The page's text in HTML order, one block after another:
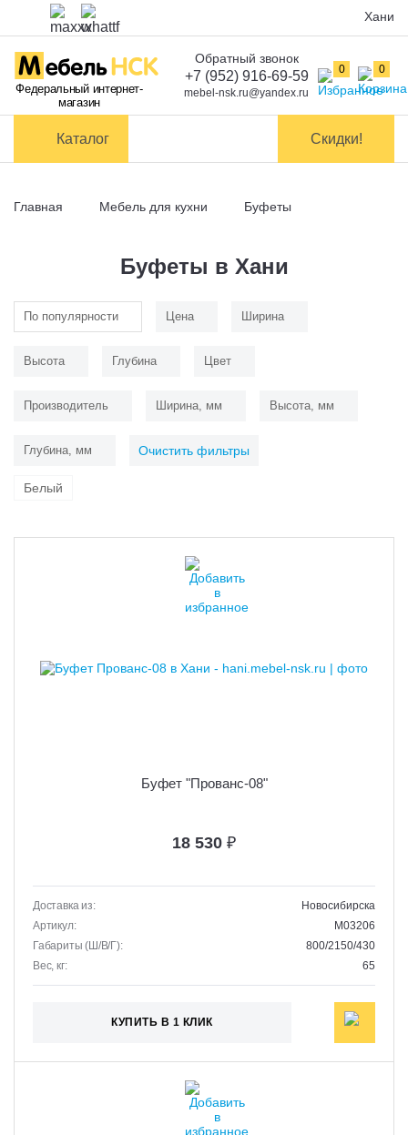
Оплата
Доставка и
самовывоз
Сборка
Хани
Федеральный интернет-
магазин
0 0
Обратный звонок
+7 (952) 916-69-59
mebel-nsk.ru@yandex.ru
Каталог Скидки!
Главная Мебель для кухни Буфеты
Буфеты в Хани
По популярности Цена Ширина
Высота Глубина Цвет
Производитель Ширина, мм Высота, мм
Глубина, мм Очистить фильтры
Белый
Буфет "Прованс-08"
18 530 ₽
Доставка из:
Новосибирска
Артикул:
M03206
Габариты (Ш/В/Г):
800/2150/430
Вес, кг:
65
КУПИТЬ В 1 КЛИК